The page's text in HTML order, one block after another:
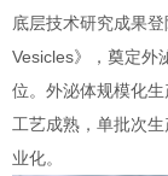
底层技术研究成果
Vesicles》，奠定外
位。外泌体规模化
工艺成熟，单批次
业化。